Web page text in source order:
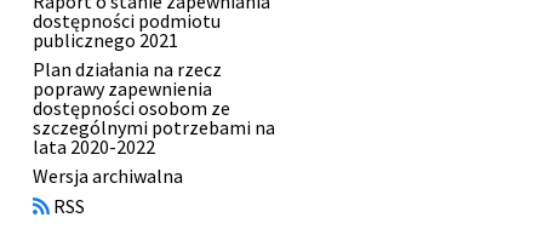
dostępności podmiotu
publicznego 2021
Plan działania na rzecz
poprawy zapewnienia
dostępności osobom ze
szczególnymi potrzebami na
lata 2020-2022
Otworzy
się
w
Wersja archiwalna
RSS